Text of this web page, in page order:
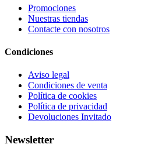
Promociones
Nuestras tiendas
Contacte con nosotros
Condiciones
Aviso legal
Condiciones de venta
Política de cookies
Política de privacidad
Devoluciones Invitado
Newsletter